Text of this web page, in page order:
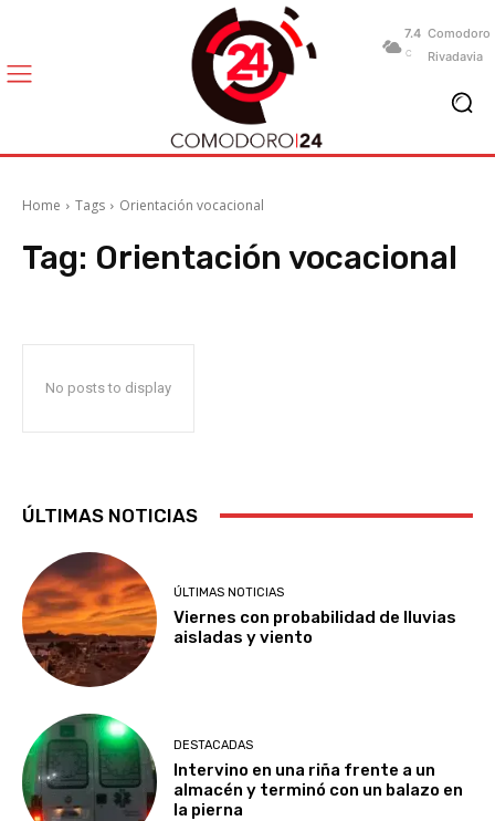
7.4
C
Comodoro
Rivadavia
Home Tags Orientación vocacional
Tag: Orientación vocacional
No posts to display
ÚLTIMAS NOTICIAS
ÚLTIMAS NOTICIAS
Viernes con probabilidad de lluvias
aisladas y viento
DESTACADAS
Intervino en una riña frente a un
almacén y terminó con un balazo en
la pierna